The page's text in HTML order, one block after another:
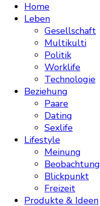
Home
Leben
Gesellschaft
Multikulti
Politik
Worklife
Technologie
Beziehung
Paare
Dating
Sexlife
Lifestyle
Meinung
Beobachtung
Blickpunkt
Freizeit
Produkte & Ideen